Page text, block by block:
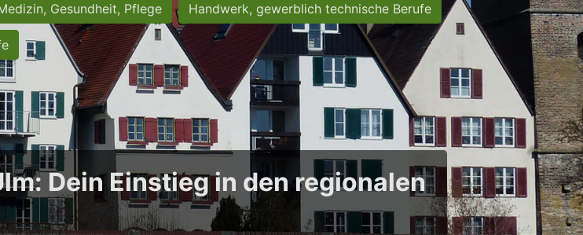
Gesundheit, Pflege Handwerk, gewerblich technische Berufe
Dein Einstieg in den regionalen